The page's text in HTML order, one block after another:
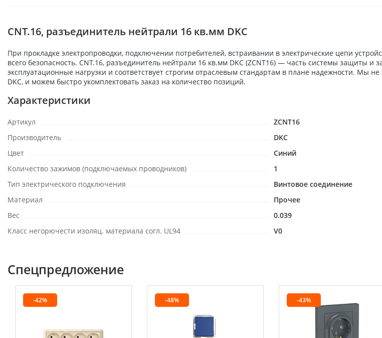
CNT.16, разъединитель нейтрали 16 кв.мм DKC
При прокладке электропроводки, подключении потребителей, встраивании в электрические цепи
всего безопасность. CNT.16, разъединитель нейтрали 16 кв.мм DKC (ZCNT16) — часть системы защиты
эксплуатационные нагрузки и соответствует строгим отраслевым стандартам в плане надежности. Мы
DKC, и можем быстро укомплектовать заказ на количество позиций.
Характеристики
Артикул
ZCNT16
Производитель
DKC
Цвет
Синий
Количество зажимов (подключаемых проводников)
1
Тип электрического подключения
Винтовое соединение
Материал
Прочее
Вес
0.039
Класс негорючести изоляц. материала согл. UL94
V0
Спецпредложение
-42% -48% -43%